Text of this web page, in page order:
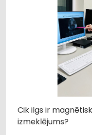
Cik ilgs ir
izmeklējums?